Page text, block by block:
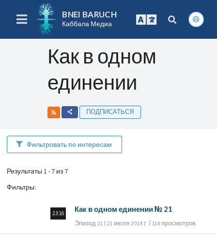
BNEI BARUCH
Каббала Медиа
Как в одном
единении
ПОДПИСАТЬСЯ
Фильтровать по интересам
Результаты 1 - 7 из 7
Фильтры:
23:16
Как в одном единении № 21
Эпизод 21 21 июля 2014 г. 114 просмотров